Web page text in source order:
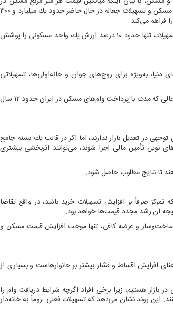
تهران به حدود ۱۹۰ میلیون تومان رسیده است، اظهار داشت: مجموع وام خرید مسكن و تسهیلات جعاله در حال حاضر حدود یك میلیارد و ۳۰۰
وی افزود: اگر میانگین واحدهای مسكونی را ۶۰ متر مربع در نظر بگیریم، این تسهیلات تنها حدود ۱۰ درصد ارزش یك واحد مسكونی را پوشش
به‌ویژه برای زوج‌های جوان و خانه‌اولی‌ها، تسهیلاتی
وی ادامه داد: بازپرداخت این تسهیلات نیز معمولاً بین ۲۰ تا ۳۰ سال است، در حالی كه مدت بازپرداخت وام‌های مسكن در ایران حدود ۱۲ سال
در تعدیل بازار ندارند، اما اگر در قالب یك بسته جامع
نوین تأمین مالی اجرا شوند، می‌توانند اثربخشی بیشتری
تا نتایج مطلوب حاصل شود.
صرفاً بر افزایش تسهیلات خرید باشد، در واقع تقاضا
آن رشد مجدد قیمت‌ها خواهد بود.
و عرضه كافی، تنها موجب افزایش قیمت مسكن و
افزایش اقساط و فشار بیشتر بر خانوارهاست و بسیاری از
هستیم؛ زیرا برخی افراد اگرچه شرایط دریافت وام را
این روند نشان می‌دهد كه تسهیلات فعلی لزوماً به خانه‌دار